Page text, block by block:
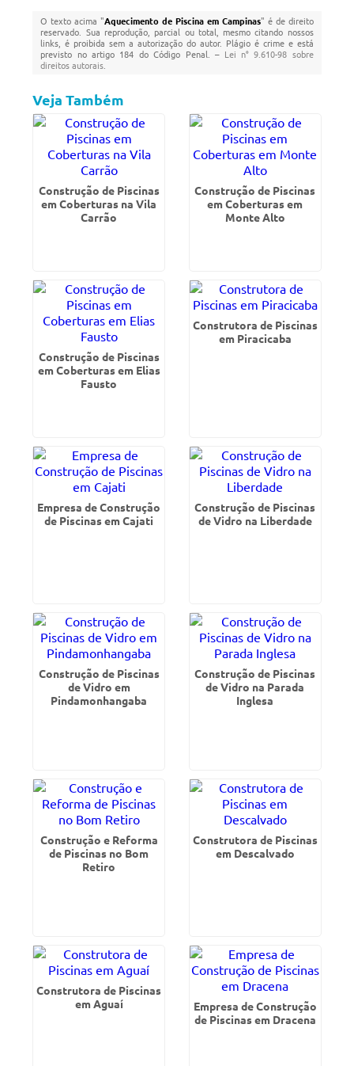
O texto acima "Aquecimento de Piscina em Campinas" é de direito
reservado. Sua reprodução, parcial ou total, mesmo citando nossos
links, é proibida sem a autorização do autor. Plágio é crime e está
previsto no artigo 184 do Código Penal. – Lei n° 9.610-98 sobre
direitos autorais
Veja Também
Construção de Piscinas
em Coberturas na Vila
Carrão
Construção de Piscinas
em Coberturas em
Monte Alto
Construção de Piscinas
em Coberturas em Elias
Fausto
Construtora de Piscinas
em Piracicaba
Empresa de Construção
de Piscinas em Cajati
Construção de Piscinas
de Vidro na Liberdade
Construção de Piscinas
de Vidro em
Pindamonhangaba
Construção de Piscinas
de Vidro na Parada
Inglesa
Construção e Reforma
de Piscinas no Bom
Retiro
Construtora de Piscinas
em Descalvado
Construtora de Piscinas
em Aguaí
Empresa de Construção
de Piscinas em Dracena